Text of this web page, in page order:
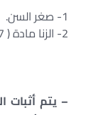
1- صغر السن.
2- الزنا مادة ( 227 عقوبات)
– يتم